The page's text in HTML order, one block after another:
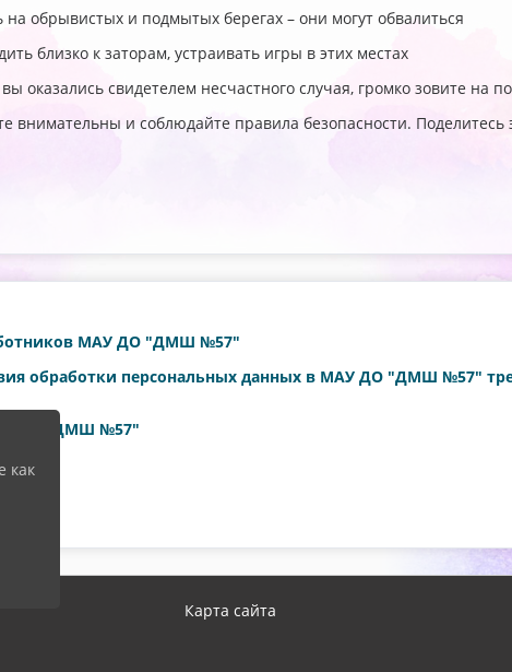
на обрывистых и подмытых берегах – они могут обвалиться
близко к заторам, устраивать игры в этих местах
оказались свидетелем несчастного случая, громко зовите на
внимательны и соблюдайте правила безопасности. Поделитесь
МАУ ДО "ДМШ №57"
обработки персональных данных в МАУ ДО "ДМШ №57"
ДО "ДМШ №57"
№
Карта сайта
как